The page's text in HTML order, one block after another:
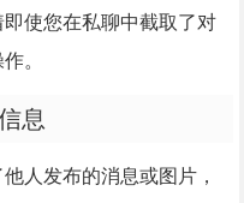
使您在私聊中截取了对
。
息
人发布的消息或图片，